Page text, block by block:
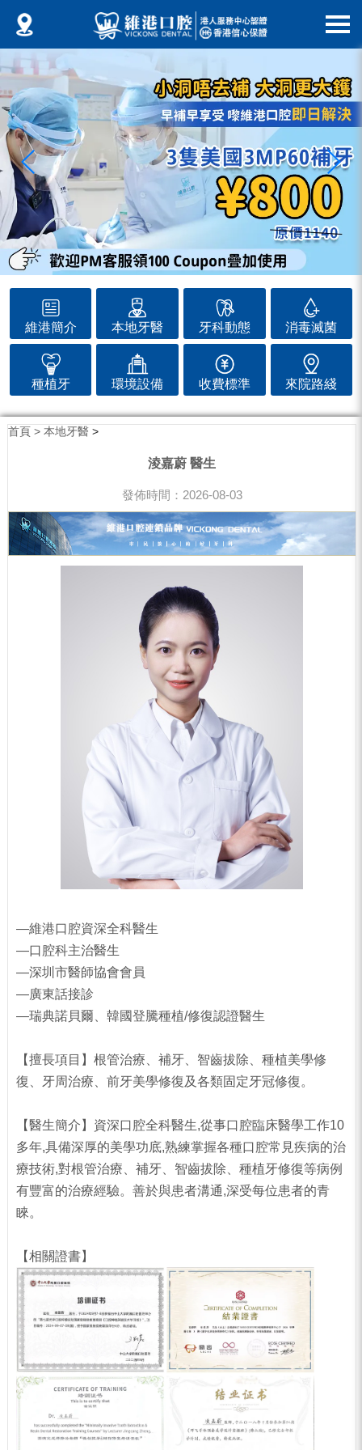
維港簡介 本地牙醫 牙科動態 消毒滅菌
種植牙 環境設備 收費標準 來院路綫
首頁 > 本地牙醫>
淩嘉蔚 醫生
發佈時間：2026-08-03
—維港口腔資深全科醫生
—口腔科主治醫生
—深圳市醫師協會會員
—廣東話接診
—瑞典諾貝爾、韓國登騰種植/修復認證醫生
【擅長項目】根管治療、補牙、智齒拔除、種植美學修
復、牙周治療、前牙美學修復及各類固定牙冠修復。
【醫生簡介】資深口腔全科醫生,從事口腔臨床醫學工作10
多年,具備深厚的美學功底,熟練掌握各種口腔常見疾病的治
療技術,對根管治療、補牙、智齒拔除、種植牙修復等病例
有豐富的治療經驗。善於與患者溝通,深受每位患者的青
睞。
【相關證書】